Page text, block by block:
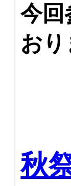
今回
おり
秋